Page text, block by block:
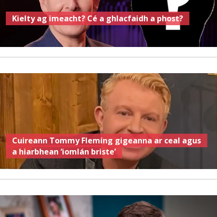
Kielty ag imeacht? Cé a ghlacfaidh a phost?
Cuireann Tommy Fleming gigeanna ar ceal agus
a hiarbhean ‘iomlán briste’